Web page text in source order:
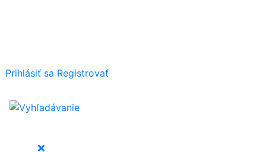
Prihlásiť sa Registrovať